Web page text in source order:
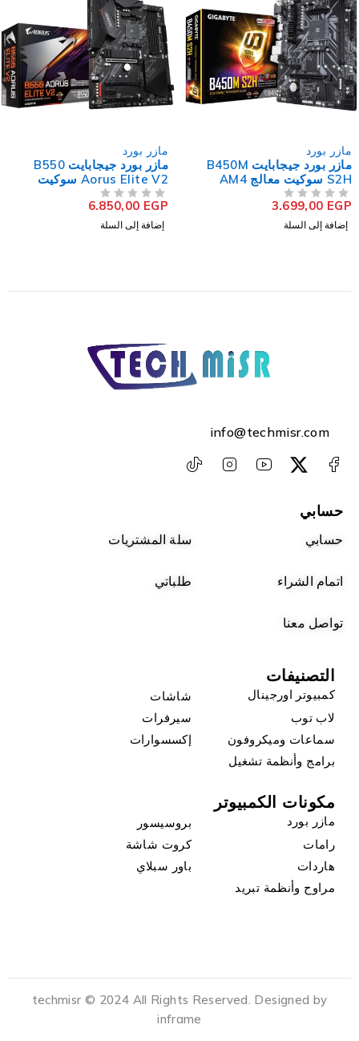
مازر بورد
مازر بورد جيجابايت B450M
S2H سوكيت معالج AM4
3.699,00EGP
إضافة إلى السلة
مازر بورد
مازر بورد جيجابايت B550
Aorus Elite V2 سوكيت
معالج AM4
6.850,00EGP
إضافة إلى السلة
info@techmisr.com
حسابي
حسابي سلة المشتريات
اتمام الشراء طلباتي
تواصل معنا
التصنيفات
كمبيوتر اورجينال
شاشات
لاب توب
سيرفرات
سماعات وميكروفون
إكسسوارات
برامج وأنظمة تشغيل
مكونات الكمبيوتر
مازر بورد
بروسيسور
رامات
كروت شاشة
هاردات
باور سبلاي
مراوح وأنظمة تبريد
techmisr © 2024 All Rights Reserved. Designed by
inframe